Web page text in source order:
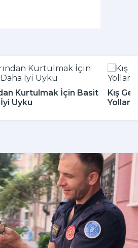
Kurtulmak İçin Basit
Uyku
Kış
Yolları